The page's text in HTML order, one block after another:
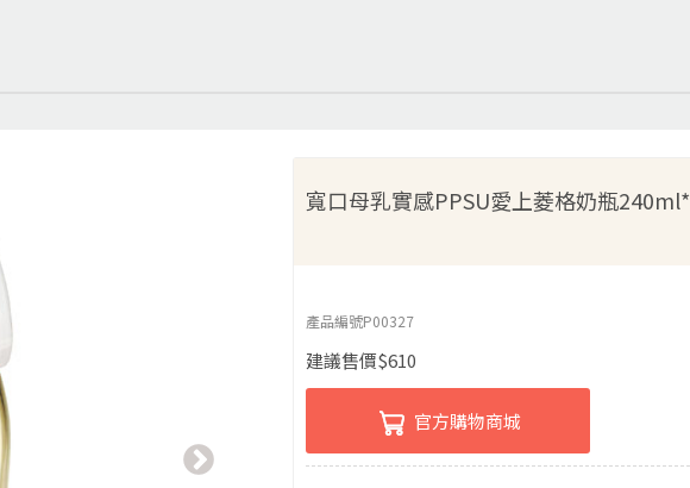
寬口母乳實感PPSU愛上菱格奶瓶240ml*
產品編號P00327
建議售價$610
官方購物商城